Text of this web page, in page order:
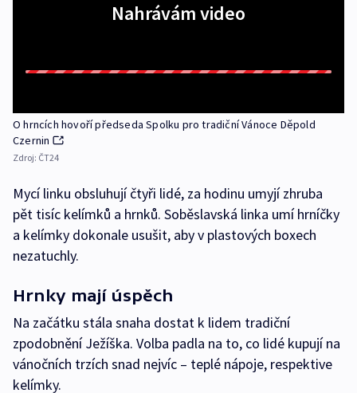
Nahrávám video
O hrncích hovoří předseda Spolku pro tradiční Vánoce Děpold
Czernin
Zdroj: ČT24
Mycí linku obsluhují čtyři lidé, za hodinu umyjí zhruba
pět tisíc kelímků a hrnků. Soběslavská linka umí hrníčky
a kelímky dokonale usušit, aby v plastových boxech
nezatuchly.
Hrnky mají úspěch
Na začátku stála snaha dostat k lidem tradiční
zpodobnění Ježíška. Volba padla na to, co lidé kupují na
vánočních trzích snad nejvíc – teplé nápoje, respektive
kelímky.